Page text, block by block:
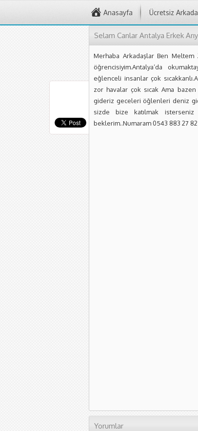
Anasayfa Ücretsiz
Selam Canlar Antalya Erkek
Merhaba Arkadaşlar Ben Meltem
öğrencisiyim.Antalya’da
eğlenceli insanlar çok
zor havalar çok sıcak Ama
gideriz geceleri öğlenleri deniz
sizde bize katılmak isterseniz
beklerim..Numaram 0543 883 27 82
Yorumlar